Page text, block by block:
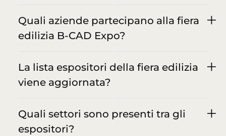
Quali aziende partecipano alla fiera
edilizia B-CAD Expo?
La lista espositori della fiera edilizia
viene aggiornata?
Quali settori sono presenti tra gli
espositori?